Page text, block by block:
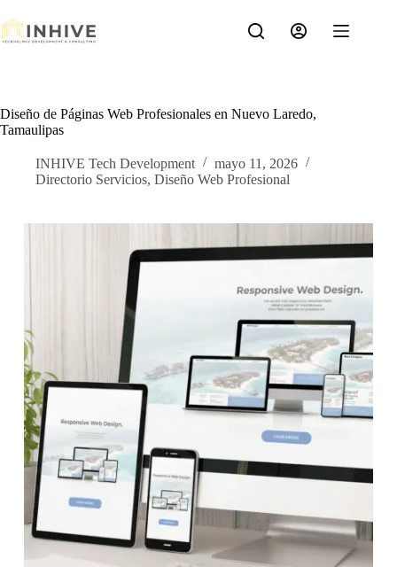
al
contenido
Diseño de Páginas Web Profesionales en Nuevo Laredo,
Tamaulipas
INHIVE Tech Development
mayo 11, 2026
Directorio Servicios, Diseño Web Profesional